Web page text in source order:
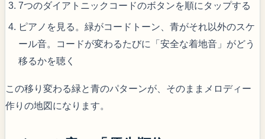
7つのダイアトニックコードのボタンを順にタップする
ピアノを見る。緑がコードトーン、青がそれ以外のスケ
ール音。コードが変わるたびに「安全な着地音」がどう
移るかを聴く
この移り変わる緑と青のパターンが、そのままメロディー
作りの地図になります。